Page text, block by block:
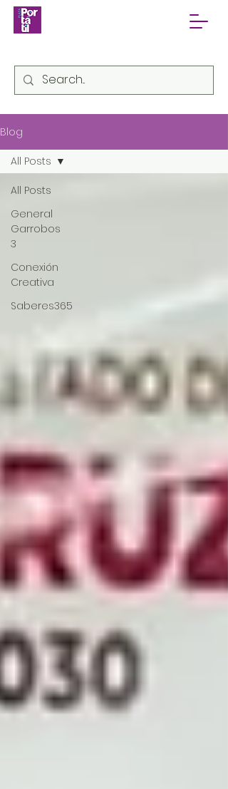
Blog
All Posts
General
Garrobos
3
Conexión
Creativa
Saberes365
All Posts